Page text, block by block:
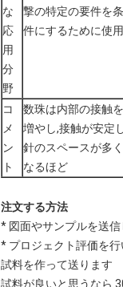
な
応
用
分
野
撃の特定の要件を条
件にするために使用
コ
メ
ン
ト
数珠は内部の接触を
増やし,接触が安定
針のスペースが多く
なるほど
注文する方法
* 図面やサンプルを送信
* プロジェクト評価を行
試料を作って送ります
試料が良いと思うなら